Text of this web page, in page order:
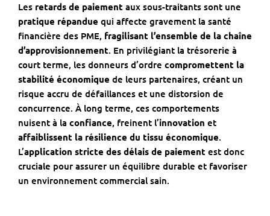
Les retards de paiement aux sous-traitants sont une
pratique répandue qui affecte gravement la santé
financière des PME, fragilisant l’ensemble de la chaîne
d’approvisionnement. En privilégiant la trésorerie à
court terme, les donneurs d’ordre compromettent la
stabilité économique de leurs partenaires, créant un
risque accru de défaillances et une distorsion de
concurrence. À long terme, ces comportements
nuisent à la confiance, freinent l’innovation et
affaiblissent la résilience du tissu économique.
L’application stricte des délais de paiement est donc
cruciale pour assurer un équilibre durable et favoriser
un environnement commercial sain.